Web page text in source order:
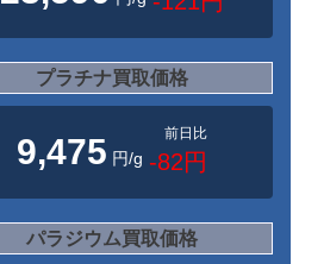
プラチナ買取価格
9,475 円/g
前日比
-82円
パラジウム買取価格